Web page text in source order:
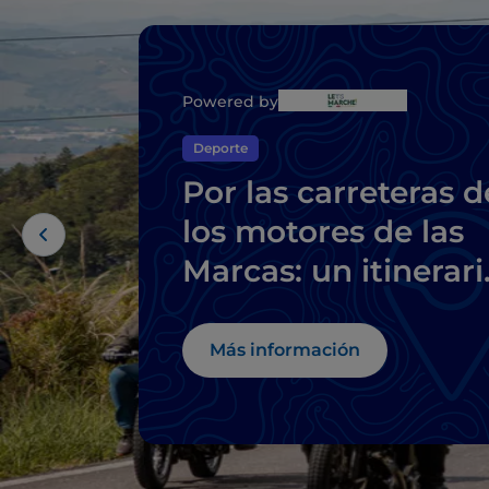
Powered by
Deporte
Por las carreteras
los motores de las
Marcas: un
historia y museos de
la moto
Más información